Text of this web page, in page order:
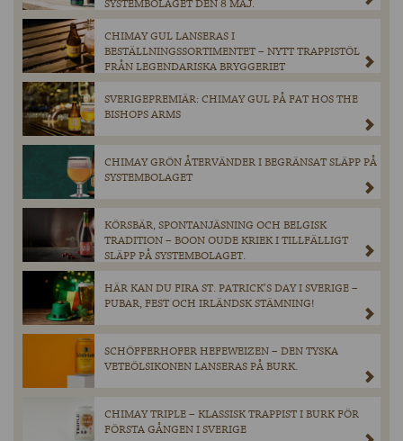
SYSTEMBOLAGET DEN 8 MAJ.
CHIMAY GUL LANSERAS I
BESTÄLLNINGSSORTIMENTET – NYTT TRAPPISTÖL
FRÅN LEGENDARISKA BRYGGERIET
SVERIGEPREMIÄR: CHIMAY GUL PÅ FAT HOS THE
BISHOPS ARMS
CHIMAY GRÖN ÅTERVÄNDER I BEGRÄNSAT SLÄPP PÅ
SYSTEMBOLAGET
KÖRSBÄR, SPONTANJÄSNING OCH BELGISK
TRADITION – BOON OUDE KRIEK I TILLFÄLLIGT
SLÄPP PÅ SYSTEMBOLAGET.
HÄR KAN DU FIRA ST. PATRICK’S DAY I SVERIGE –
PUBAR, FEST OCH IRLÄNDSK STÄMNING!
SCHÖFFERHOFER HEFEWEIZEN – DEN TYSKA
VETEÖLSIKONEN LANSERAS PÅ BURK.
CHIMAY TRIPLE – KLASSISK TRAPPIST I BURK FÖR
FÖRSTA GÅNGEN I SVERIGE